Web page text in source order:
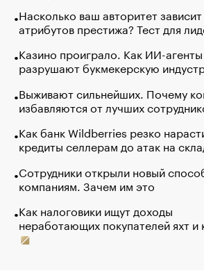
Насколько ваш авторитет
атрибутов престижа? Тест для
Казино проиграло. Как ИИ-агенты
разрушают букмекерскую
Выживают сильнейших. Почему
избавляются от лучших
Как банк Wildberries резко
кредиты селлерам до атак на
Сотрудники открыли новый
компаниям. Зачем им это
Как налоговики ищут доходы
неработающих покупателей яхт и